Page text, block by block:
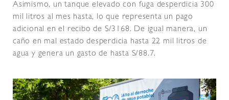
Asimismo, un tanque elevado con fuga desperdicia 300
mil litros al mes hasta, lo que representa un pago
adicional en el recibo de S/3168. De igual manera, un
caño en mal estado desperdicia hasta 22 mil litros de
agua y genera un gasto de hasta S/88.7.